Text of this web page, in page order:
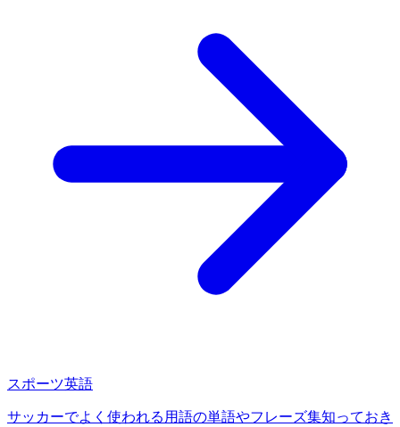
スポーツ英語
サッカーでよく使われる用語の単語やフレーズ集知っておき